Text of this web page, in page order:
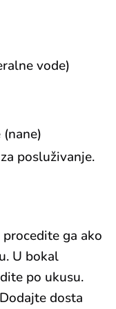
vode)
posluživanje.
ga ako
U bokal
po ukusu.
dosta